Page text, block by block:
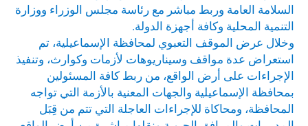
السلامة العامة وربط مباشر مع رئاسة مجلس الوزراء ووزارة
التنمية المحلية وكافة أجهزة الدولة.
وخلال عرض الموقف التعبوي لمحافظة الإسماعيلية، تم
استعراض عدة مواقف وسيناريوهات لأزمات وكوارث، وتنفيذ
الإجراءات على أرض الواقع، من ربط كافة المسئولين
بمحافظة الإسماعيلية والجهات المعنية بالأزمة التي تواجه
المحافظة، ومحاكاة للإجراءات العاجلة التي تتم من قِبَل